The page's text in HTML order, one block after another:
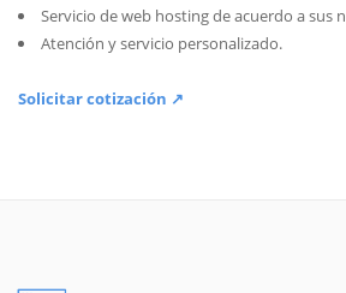
Servicio de web hosting de acuerdo a sus
Atención y servicio personalizado.
Solicitar cotización ↗